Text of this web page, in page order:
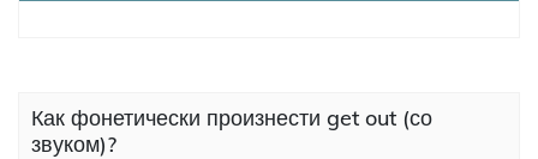
Как фонетически произнести get out (со
звуком)?